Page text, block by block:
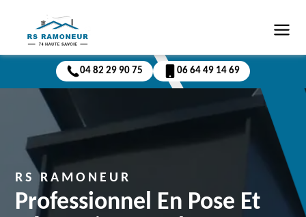
04 82 29 90 75 06 64 49 14 69
RS RAMONEUR
Professionnel En Pose Et